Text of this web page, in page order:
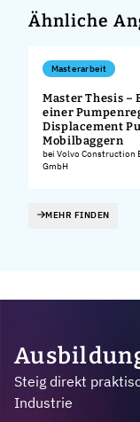
Ähnliche
Masterarbeit
Master Thesis –
einer
Displacement
Mobilbaggern
bei Volvo Construction
GmbH
MEHR FINDEN
Steig direkt
Industrie